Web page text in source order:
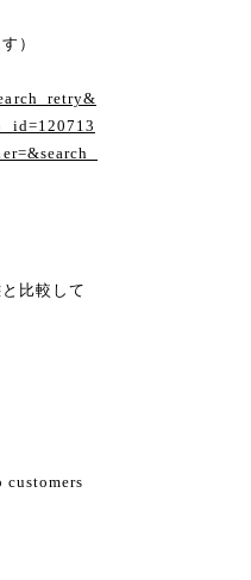
）
比較して